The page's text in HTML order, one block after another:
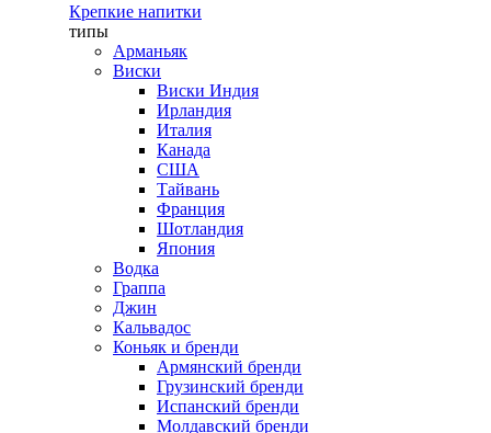
Крепкие напитки
типы
Арманьяк
Виски
Виски Индия
Ирландия
Италия
Канада
США
Тайвань
Франция
Шотландия
Япония
Водка
Граппа
Джин
Кальвадос
Коньяк и бренди
Армянский бренди
Грузинский бренди
Испанский бренди
Молдавский бренди